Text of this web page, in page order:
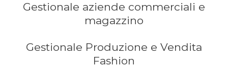
Gestionale aziende commerciali e
magazzino
Gestionale Produzione e Vendita
Fashion